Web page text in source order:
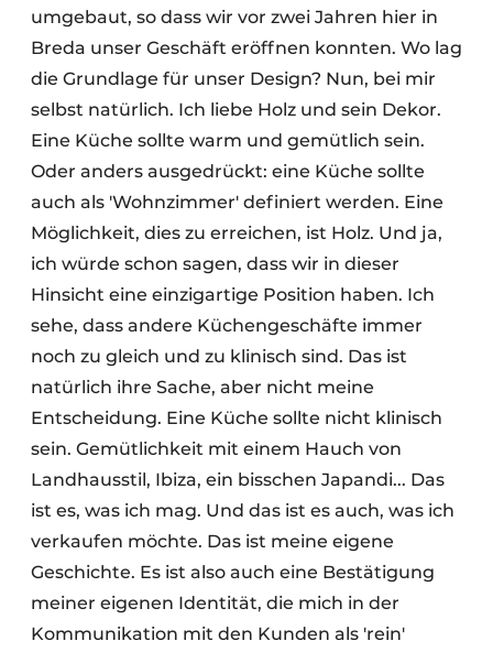
umgebaut, so dass wir vor zwei Jahren hier in
Breda unser Geschäft eröffnen konnten. Wo lag
die Grundlage für unser Design? Nun, bei mir
selbst natürlich. Ich liebe Holz und sein Dekor.
Eine Küche sollte warm und gemütlich sein.
Oder anders ausgedrückt: eine Küche sollte
auch als 'Wohnzimmer' definiert werden. Eine
Möglichkeit, dies zu erreichen, ist Holz. Und ja,
ich würde schon sagen, dass wir in dieser
Hinsicht eine einzigartige Position haben. Ich
sehe, dass andere Küchengeschäfte immer
noch zu gleich und zu klinisch sind. Das ist
natürlich ihre Sache, aber nicht meine
Entscheidung. Eine Küche sollte nicht klinisch
sein. Gemütlichkeit mit einem Hauch von
Landhausstil, Ibiza, ein bisschen Japandi... Das
ist es, was ich mag. Und das ist es auch, was ich
verkaufen möchte. Das ist meine eigene
Geschichte. Es ist also auch eine Bestätigung
meiner eigenen Identität, die mich in der
Kommunikation mit den Kunden als 'rein'